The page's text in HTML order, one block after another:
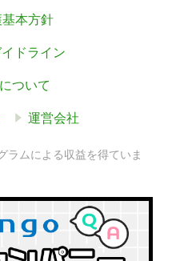
本方針
ドライン
ついて
運営会社
ラムによる収益を得ていま